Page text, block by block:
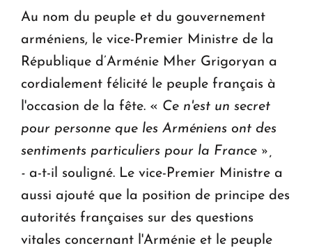
Au nom du peuple et du gouvernement
arméniens, le vice-Premier Ministre de la
République d’Arménie Mher Grigoryan a
cordialement félicité le peuple français à
l'occasion de la fête. « Ce n'est un secret
pour personne que les Arméniens ont des
sentiments particuliers pour la France »,
- a-t-il souligné. Le vice-Premier Ministre a
aussi ajouté que la position de principe des
autorités françaises sur des questions
vitales concernant l'Arménie et le peuple